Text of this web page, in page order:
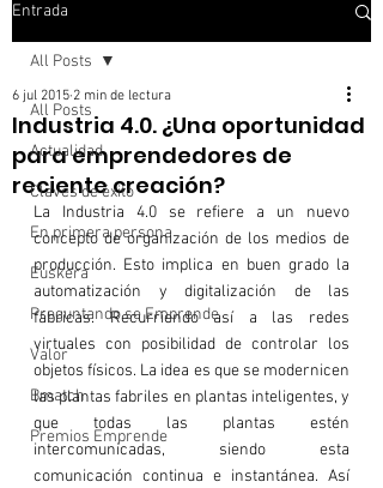
Entrada
All Posts
Actualidad
Claves de éxito
En primera persona
Euskera
Preguntando se Emprende
Valor
Bmatch
Premios Emprende
All Posts
Industria 4.0. ¿Una oportunidad
para emprendedores de
reciente creación?
6 jul 2015 2 min de lectura
La Industria 4.0 se refiere a un nuevo
concepto de organización de los medios de
producción. Esto implica en buen grado la
automatización y digitalización de las
fábricas. Recurriendo así a las redes
virtuales con posibilidad de controlar los
objetos físicos. La idea es que se modernicen
las plantas fabriles en plantas inteligentes, y
que todas las plantas estén
intercomunicadas, siendo esta
comunicación continua e instantánea. Así